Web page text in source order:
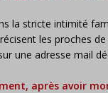
la stricte intimité
les proches
une adresse mail
après avoir